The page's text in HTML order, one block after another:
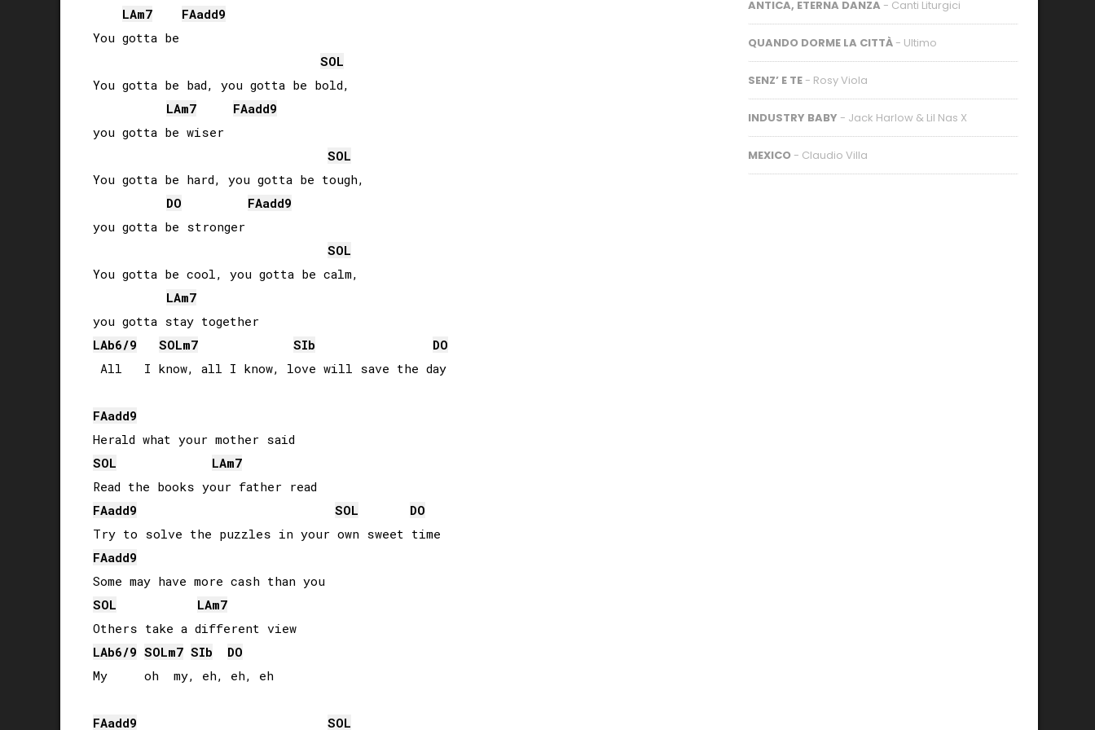
LAm7 FAadd9
You gotta be
SOL
You gotta be bad, you gotta be bold,
LAm7 FAadd9
you gotta be wiser
SOL
You gotta be hard, you gotta be tough,
DO
FAadd9
you gotta be stronger
SOL
You gotta be cool, you gotta be calm,
LAm7
LAb6/9 SOLm7 SIb
DO
All   I know, all I know, love will save the day
FAadd9
SOL
LAm7
FAadd9 SOL
DO
FAadd9
SOL
LAm7
LAb6/9 SOLm7 SIb
DO
My     oh  my, eh, eh, eh
FAadd9 SOL
ANTICA, ETERNA DANZA - Canti Liturgici
QUANDO DORME LA CITTÀ - Ultimo
SENZ’ E TE - Rosy Viola
INDUSTRY BABY - Jack Harlow & Lil Nas X
MEXICO - Claudio Villa